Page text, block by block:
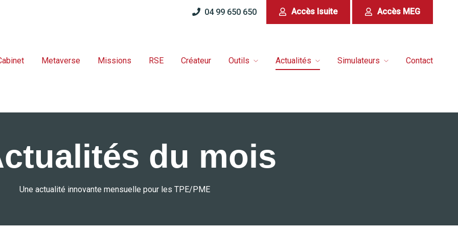
04 99 650 650 Accès Isuite Accès MEG
Metaverse Missions RSE Créateur Outils Actualités Simulateurs Contact
du mois
Une actualité innovante mensuelle pour les TPE/PME